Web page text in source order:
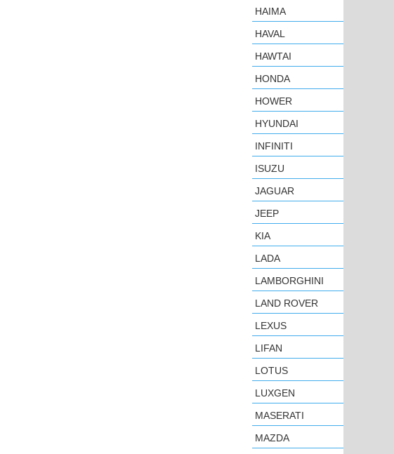
HAIMA
HAVAL
HAWTAI
HONDA
HOWER
HYUNDAI
INFINITI
ISUZU
JAGUAR
JEEP
KIA
LADA
LAMBORGHINI
LAND ROVER
LEXUS
LIFAN
LOTUS
LUXGEN
MASERATI
MAZDA